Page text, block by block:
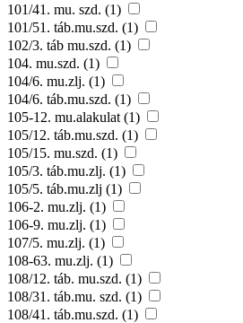
101/41. mu. szd. (1)
101/51. táb.mu.szd. (1)
102/3. táb mu.szd. (1)
104. mu.szd. (1)
104/6. mu.zlj. (1)
104/6. táb.mu.szd. (1)
105-12. mu.alakulat (1)
105/12. táb.mu.szd. (1)
105/15. mu.szd. (1)
105/3. táb.mu.zlj. (1)
105/5. táb.mu.zlj (1)
106-2. mu.zlj. (1)
106-9. mu.zlj. (1)
107/5. mu.zlj. (1)
108-63. mu.zlj. (1)
108/12. táb. mu.szd. (1)
108/31. táb.mu. szd. (1)
108/41. táb.mu.szd. (1)